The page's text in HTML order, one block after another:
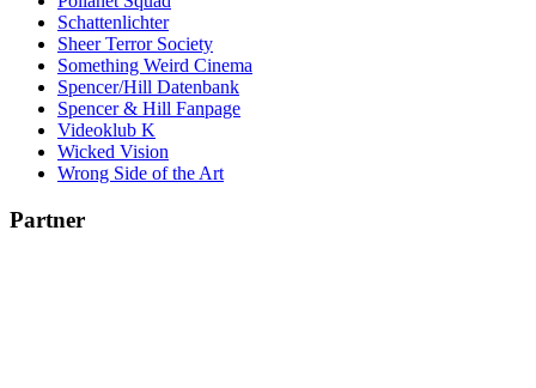
Schattenlichter
Sheer Terror Society
Something Weird Cinema
Spencer/Hill Datenbank
Spencer & Hill Fanpage
Videoklub K
Wicked Vision
Wrong Side of the Art
Partner